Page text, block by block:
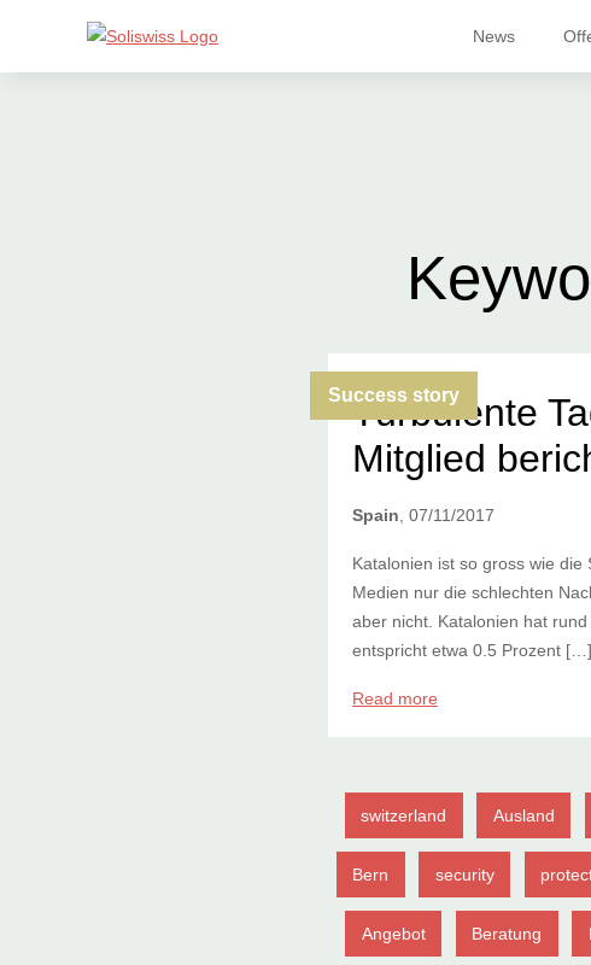
News
Success story
Turbulente
Mitglied
Spain , 07/11/2017
Katalonien ist so gross wie
Medien nur die schlechten
aber nicht. Katalonien hat
entspricht etwa 0.5 Prozent […]
Read more
switzerland Ausland
Bern security
Angebot Beratung